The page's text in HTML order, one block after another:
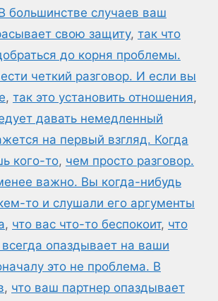
большинстве случаев ваш
свою защиту, так что
до корня проблемы.
четкий разговор. И если вы
, так это установить отношения,
давать немедленный
на первый взгляд. Когда
кого-то, чем просто разговор.
важно. Вы когда-нибудь
то и слушали его аргументы
, что вас что-то беспокоит, что
опаздывает на ваши
это не проблема. В
, что ваш партнер опаздывает